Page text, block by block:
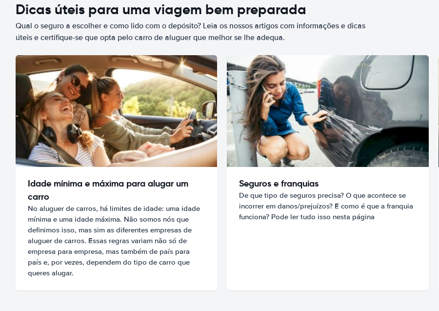
Dicas úteis para uma viagem bem preparada
Qual o seguro a escolher e como lido com o depósito? Leia os nossos artigos com informações e dicas
úteis e certifique-se que opta pelo carro de aluguer que melhor se lhe adequa.
Idade mínima e máxima para alugar um
carro
No aluguer de carros, há limites de idade: uma idade
mínima e uma idade máxima. Não somos nós que
definimos isso, mas sim as diferentes empresas de
aluguer de carros. Essas regras variam não só de
empresa para empresa, mas também de país para
país e, por vezes, dependem do tipo de carro que
queres alugar.
Seguros e franquias
De que tipo de seguros precisa? O que acontece se
incorrer em danos/prejuízos? E como é que a franquia
funciona? Pode ler tudo isso nesta página